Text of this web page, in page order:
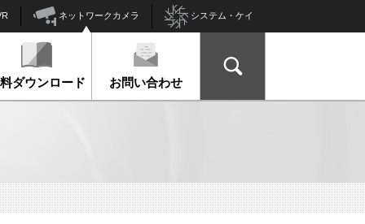
ネットワークカメラ システム・ケイ
ダウンロード お問い合わせ